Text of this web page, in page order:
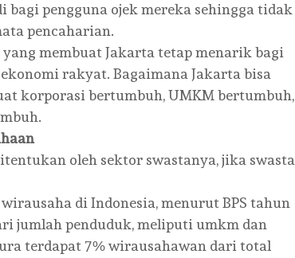
pengguna ojek mereka sehingga tidak
pencaharian.
membuat Jakarta tetap menarik bagi
rakyat. Bagaimana Jakarta bisa
korporasi bertumbuh, UMKM bertumbuh,
oleh sektor swastanya, jika swasta
di Indonesia, menurut BPS tahun
jumlah penduduk, meliputi umkm dan
terdapat 7% wirausahawan dari total